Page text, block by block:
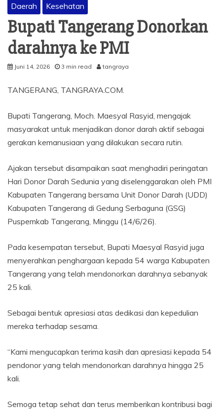
Daerah Kesehatan
Bupati Tangerang Donorkan
darahnya ke PMI
Juni 14, 2026 3 min read tangraya
TANGERANG, TANGRAYA.COM.
Bupati Tangerang, Moch. Maesyal Rasyid, mengajak
masyarakat untuk menjadikan donor darah aktif sebagai
gerakan kemanusiaan yang dilakukan secara rutin.
Ajakan tersebut disampaikan saat menghadiri peringatan
Hari Donor Darah Sedunia yang diselenggarakan oleh PMI
Kabupaten Tangerang bersama Unit Donor Darah (UDD)
Kabupaten Tangerang di Gedung Serbaguna (GSG)
Puspemkab Tangerang, Minggu (14/6/26).
Pada kesempatan tersebut, Bupati Maesyal Rasyid juga
menyerahkan penghargaan kepada 54 warga Kabupaten
Tangerang yang telah mendonorkan darahnya sebanyak
25 kali.
Sebagai bentuk apresiasi atas dedikasi dan kepedulian
mereka terhadap sesama.
“Kami mengucapkan terima kasih dan apresiasi kepada 54
pendonor yang telah mendonorkan darahnya hingga 25
kali.
Semoga tetap sehat dan terus memberikan kontribusi bagi